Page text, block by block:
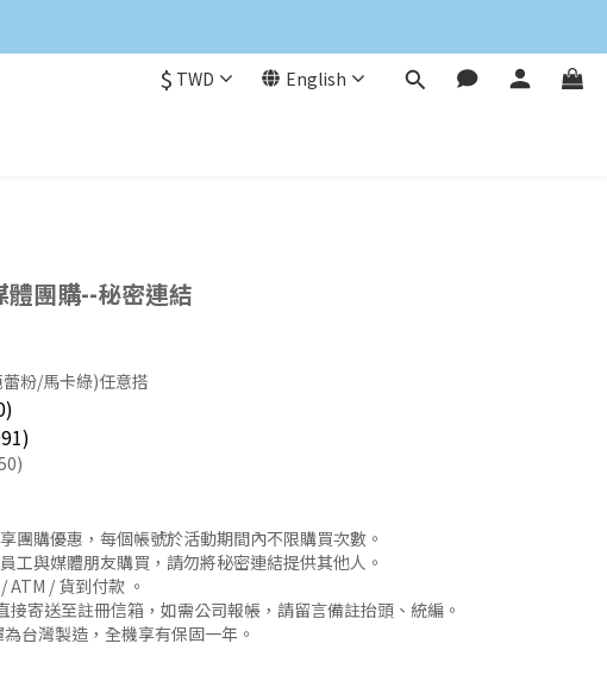
$ TWD English
團購--秘密連結
粉/馬卡綠)任意搭
團購優惠，每個帳號於活動期間內不限購買次數。
工與媒體朋友購買，請勿將秘密連結提供其他人。
/ 貨到付款 。
接寄送至註冊信箱，如需公司報帳，請留言備註抬頭、統編。
台灣製造，全機享有保固一年。